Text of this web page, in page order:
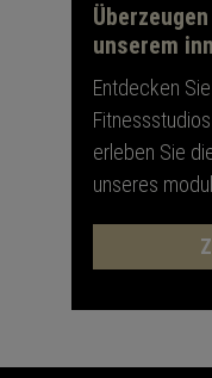
unserem
Entdecken
erleben Sie
unseres